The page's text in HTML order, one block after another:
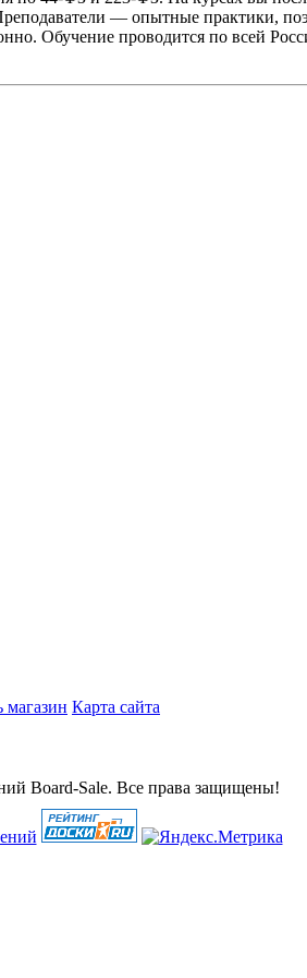
— опытные практики,
Обучение проводится по всей
магазин Карта сайта
Board-Sale. Все права защищены!